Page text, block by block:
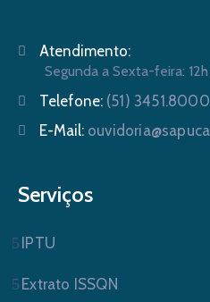
Atendimento:
Segunda a Sexta-feira: 12h
Telefone: (51) 3451.8000
E-Mail:
Serviços
IPTU
Extrato ISSQN